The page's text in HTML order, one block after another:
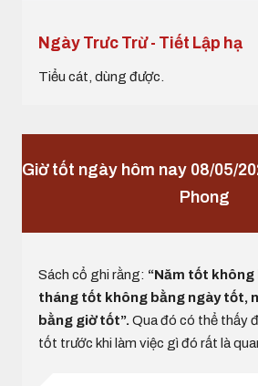
Ngày Trưc Trừ - Tiết Lập hạ
Tiểu cát, dùng được.
Giờ tốt ngày hôm nay 08/05/
Phong
Sách cổ ghi rằng: “Năm tốt
tháng tốt không bằng ngày tốt,
bằng giờ tốt”. Qua đó có thể thấy
tốt trước khi làm việc gì đó rất là